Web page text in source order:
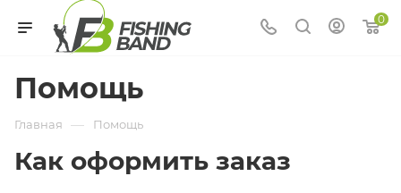
0
Помощь
Главная — Помощь
Как оформить заказ